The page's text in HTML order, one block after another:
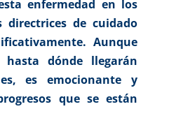
enfermedad en los
de cuidado
Aunque
dónde llegarán
es emocionante y
que se están